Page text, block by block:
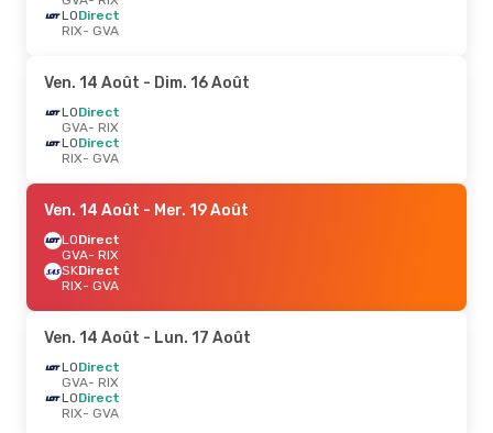
LODirect
RIX- GVA
Ven. 14 Août - Dim. 16 Août
LODirect
GVA- RIX
LODirect
RIX- GVA
Ven. 14 Août - Mer. 19 Août
LODirect
GVA- RIX
SKDirect
RIX- GVA
Ven. 14 Août - Lun. 17 Août
LODirect
GVA- RIX
LODirect
RIX- GVA